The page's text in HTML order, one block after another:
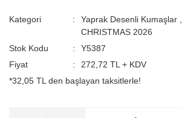
Kategori Yaprak Desenli Kumaşlar
CHRISTMAS 2026
Stok Kodu
Y5387
Fiyat
272,72 TL + KDV
*32,05 TL den başlayan taksitlerle!